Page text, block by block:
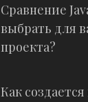
Сравнение
выбрать для
проекта?
Как